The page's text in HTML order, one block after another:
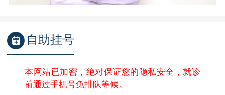
自助挂号
本网站已加密，绝对保证您的隐私安全，就诊
前通过手机号免排队等候。